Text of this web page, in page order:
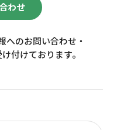
わせ
へのお問い合わせ・
付けております。